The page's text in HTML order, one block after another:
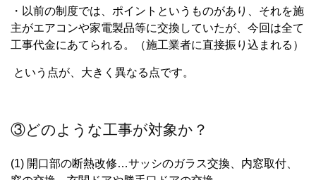
・以前の制度では、ポイントというものがあり、それを施
主がエアコンや家電製品等に交換していたが、今回は全て
工事代金にあてられる。（施工業者に直接振り込まれる）
という点が、大きく異なる点です。
③どのような工事が対象か？
(1) 開口部の断熱改修…サッシのガラス交換、内窓取付、